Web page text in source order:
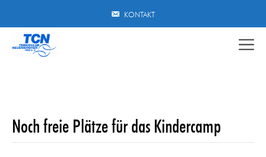
springen
KONTAKT
Noch freie Plätze für das Kindercamp